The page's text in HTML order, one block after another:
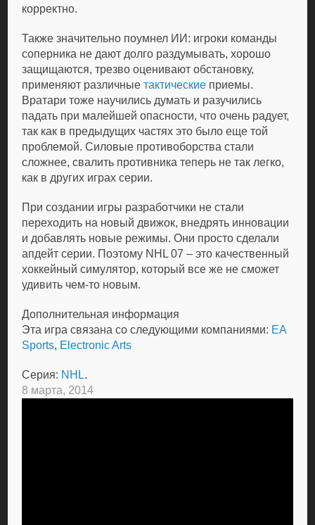
корректно.
Также значительно поумнел ИИ: игроки команды
соперника не дают долго раздумывать, хорошо
защищаются, трезво оценивают обстановку,
применяют различныетактические приемы.
Вратари тоже научились думать и разучились
падать при малейшей опасности, что очень радует,
так как в предыдущих частях это было еще той
проблемой. Силовые противоборства стали
сложнее, свалить противника теперь не так легко,
как в других играх серии.
При создании игры разработчики не стали
переходить на новый движок, внедрять инновации
и добавлять новые режимы. Они просто сделали
апдейт серии. Поэтому NHL 07 – это качественный
хоккейный симулятор, который все же не сможет
удивить чем-то новым.
Дополнительная информация
Эта игра связана со следующими компаниями: EA
Sports, Electronic Arts
Серия: NHL.
8 марта, 2014